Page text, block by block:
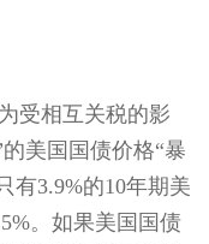
受相互关税的影
美国国债价格“暴
有3.9%的10年期美
。如果美国国债